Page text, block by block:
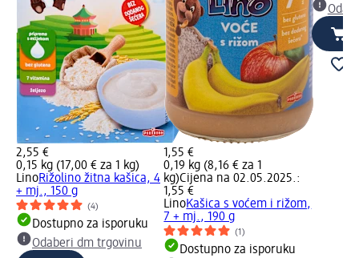
2,55 €
0,15 kg (17,00 € za 1 kg)
LinoRižolino žitna kašica, 4
+ mj., 150 g
(4)
Dostupno za isporuku
Odaberi dm trgovinu
1,55 €
0,19 kg (8,16 € za 1
kg)Cijena na 02.05.2025.:
1,55 €
LinoKašica s voćem i rižom,
7 + mj., 190 g
(1)
Dostupno za isporuku